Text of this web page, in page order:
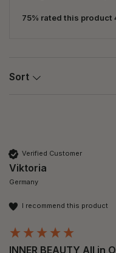
75% rated this product
Sort
Verified Customer
Viktoria
Germany
I recommend this product
INNER BEAUTY All in